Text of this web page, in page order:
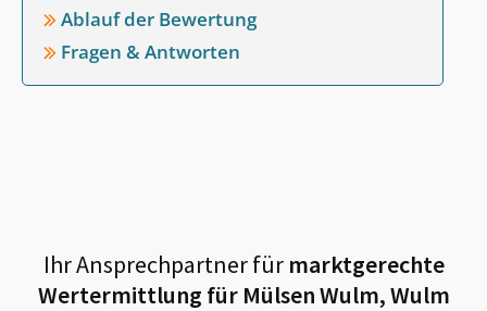
Ablauf der Bewertung
Fragen & Antworten
Ihr Ansprechpartner fürmarktgerechte
Wertermittlung für Mülsen Wulm, Wulm